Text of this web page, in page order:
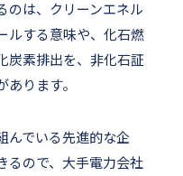
のは、クリーンエネル
ルする意味や、化石燃
炭素排出を、非化石証
ります。
んでいる先進的な企
るので、大手電力会社